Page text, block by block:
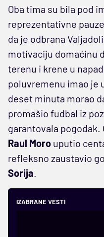
Oba tima su bila pod
reprezentativne
da je odbrana
motivaciju domaćinu
terenu i krene u
poluvremenu imao je
deset minuta morao
promašio fudbal iz
garantovala pogodak.
Raul Moro uputio
refleksno zaustavio
Sorija.
IZABRANE VESTI